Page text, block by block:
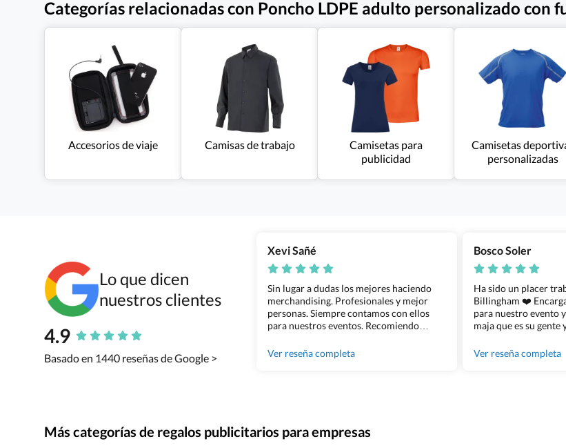
Categorías relacionadas con Poncho LDPE adulto personalizado con
Accesorios de viaje Camisas de trabajo
Camisetas para
publicidad
Camisetas
personalizadas
Lo que dicen
nuestros clientes
4.9
Basado en 1440 reseñas de Google >
Xevi Sañé
Sin lugar a dudas los mejores haciendo
merchandising. Profesionales y mejor
personas. Siempre contamos con ellos
para nuestros eventos. Recomiendo
Ver reseña completa
Bosco Soler
Ha sido un placer
Billingham ❤️
para nuestro evento
maja que es su gente
100% recomendado!!
Ver reseña completa
Más categorías de regalos publicitarios para empresas